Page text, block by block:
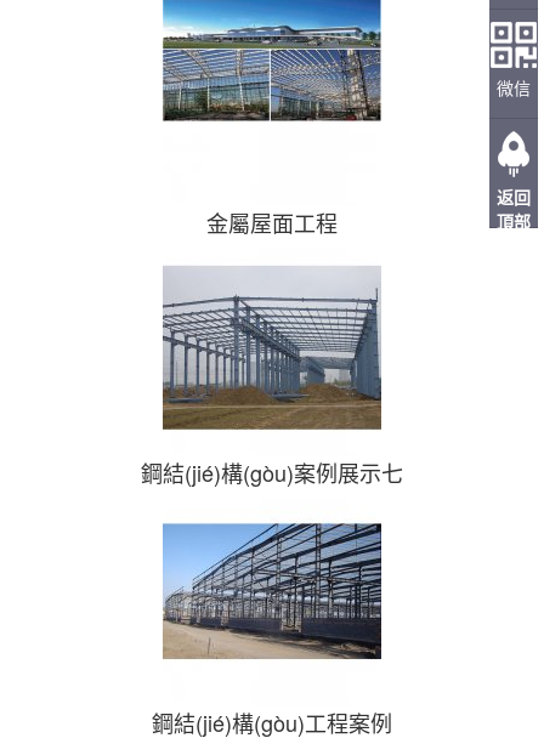
金屬屋面工程
鋼結(jié)構(gòu)案例展示七
鋼結(jié)構(gòu)工程案例
微信
返回
頂部